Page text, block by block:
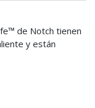
de Notch tienen
y están